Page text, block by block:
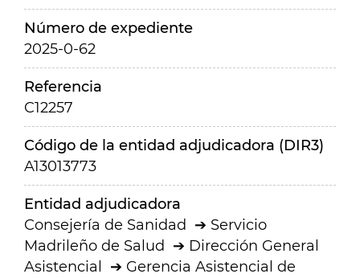
Número de expediente
2025-0-62
Referencia
C12257
Código de la entidad adjudicadora (DIR3)
A13013773
Entidad adjudicadora
Consejería de Sanidad
Servicio
Madrileño de Salud
Dirección General
Asistencial
Gerencia Asistencial de